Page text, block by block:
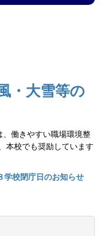
・大雪等の
、働きやすい職場環境整
本校でも奨励しています
学校閉庁日のお知らせ